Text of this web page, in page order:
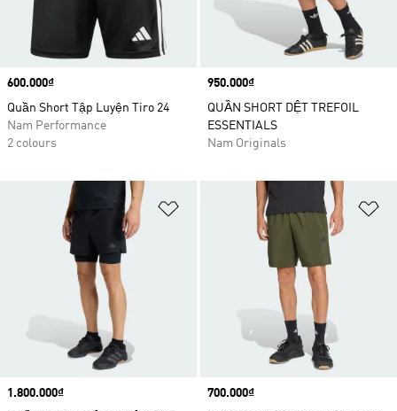
Price
600.000₫
Quần Short Tập Luyện Tiro 24
Nam Performance
2 colours
Price
950.000₫
QUẦN SHORT DỆT TREFOIL
ESSENTIALS
Nam Originals
Add to Wishlist
Price
1.800.000₫
Price
700.000₫